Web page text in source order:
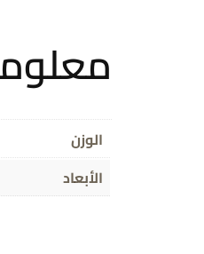
الوزن
الأبعاد